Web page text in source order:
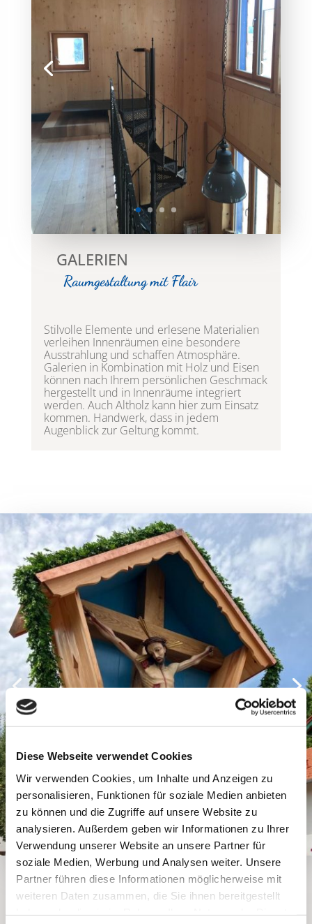
Diese Webseite verwendet Cookies
Wir verwenden Cookies, um Inhalte und Anzeigen zu
personalisieren, Funktionen für soziale Medien anbieten
zu können und die Zugriffe auf unsere Website zu
analysieren. Außerdem geben wir Informationen zu Ihrer
Verwendung unserer Website an unsere Partner für
soziale Medien, Werbung und Analysen weiter. Unsere
Partner führen diese Informationen möglicherweise mit
weiteren Daten zusammen, die Sie ihnen bereitgestellt
GALERIEN
Raumgestaltung mit Flair
Stilvolle Elemente und erlesene Materialien
verleihen Innenräumen eine besondere
Ausstrahlung und schaffen Atmosphäre.
Galerien in Kombination mit Holz und Eisen
können nach Ihrem persönlichen Geschmack
hergestellt und in Innenräume integriert
werden. Auch Altholz kann hier zum Einsatz
kommen. Handwerk, dass in jedem
Augenblick zur Geltung kommt.
FELDKREUZE
friedvolle Werke